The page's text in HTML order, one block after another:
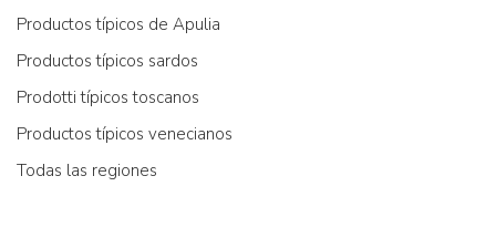
Productos típicos de Apulia
Productos típicos sardos
Prodotti típicos toscanos
Productos típicos venecianos
Todas las regiones